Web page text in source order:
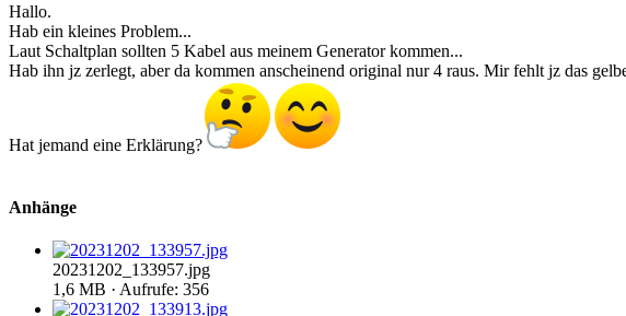
Hallo.
Hab ein kleines Problem...
Laut Schaltplan sollten 5 Kabel aus meinem Generator kommen...
Hab ihn jz zerlegt, aber da kommen anscheinend original nur 4 raus. Mir fehlt jz das
Hat jemand eine Erklärung?
Anhänge
20231202_133957.jpg
1,6 MB · Aufrufe: 356